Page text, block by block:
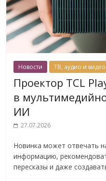
Новости ТВ, аудио и видео
Проектор TCL
в
ИИ
27.07.2026
Новинка может отвечать
информацию,
пересказы и даже